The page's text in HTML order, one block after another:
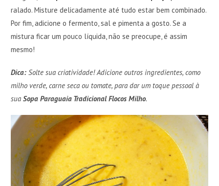
ralado. Misture delicadamente até tudo estar bem combinado.
Por fim, adicione o fermento, sal e pimenta a gosto. Se a
mistura ficar um pouco líquida, não se preocupe, é assim
mesmo!
Dica: Solte sua criatividade! Adicione outros ingredientes, como
milho verde, carne seca ou tomate, para dar um toque pessoal à
suaSopa Paraguaia Tradicional Flocos Milho.